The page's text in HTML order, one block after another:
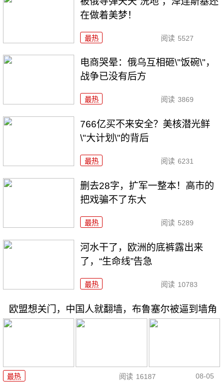
在做着美梦！
最热 阅读 5527
电商哭晕：俄乌互相砸\"饭碗\"，
战争已没有后方
最热 阅读 3869
766亿买不来安全？美核潜光鲜
\"大计划\"的背后
最热 阅读 6231
删去28字，扩军一整本！高市的
把戏骗不了东大
最热 阅读 5289
河水干了，欧洲的底裤露出来
了，“生命线”告急
最热 阅读 10783
欧盟想关门，中国人就翻墙，布鲁塞尔被逼到墙角
最热 阅读 16187 08-05